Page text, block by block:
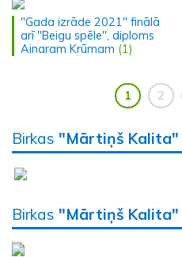
"Gada izrāde 2021" finālā
arī "Beigu spēle", diploms
Ainaram Krūmam (1)
1 2
Birkas "Mārtiņš Kalita"
Birkas "Mārtiņš Kalita"